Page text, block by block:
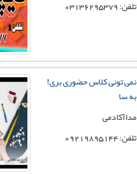
تلفن: 03136295379
نمی تونی کلاس حضوری بری!
به سا
مداآکادمی
تلفن: 09219895144